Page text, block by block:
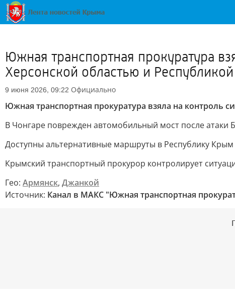
Южная транспортная прокуратура
Херсонской областью и
9 июня 2026, 09:22 Официально
Южная транспортная прокуратура взяла на контроль
В Чонгаре поврежден автомобильный мост после
Доступны альтернативные маршруты в Республику
Крымский транспортный прокурор контролирует
Гео: Армянск, Джанкой
Источник: Канал в МАКС "Южная транспортная